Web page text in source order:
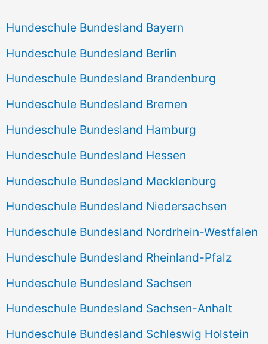
Hundeschule Bundesland Bayern
Hundeschule Bundesland Berlin
Hundeschule Bundesland Brandenburg
Hundeschule Bundesland Bremen
Hundeschule Bundesland Hamburg
Hundeschule Bundesland Hessen
Hundeschule Bundesland Mecklenburg
Hundeschule Bundesland Niedersachsen
Hundeschule Bundesland Nordrhein-Westfalen
Hundeschule Bundesland Rheinland-Pfalz
Hundeschule Bundesland Sachsen
Hundeschule Bundesland Sachsen-Anhalt
Hundeschule Bundesland Schleswig Holstein